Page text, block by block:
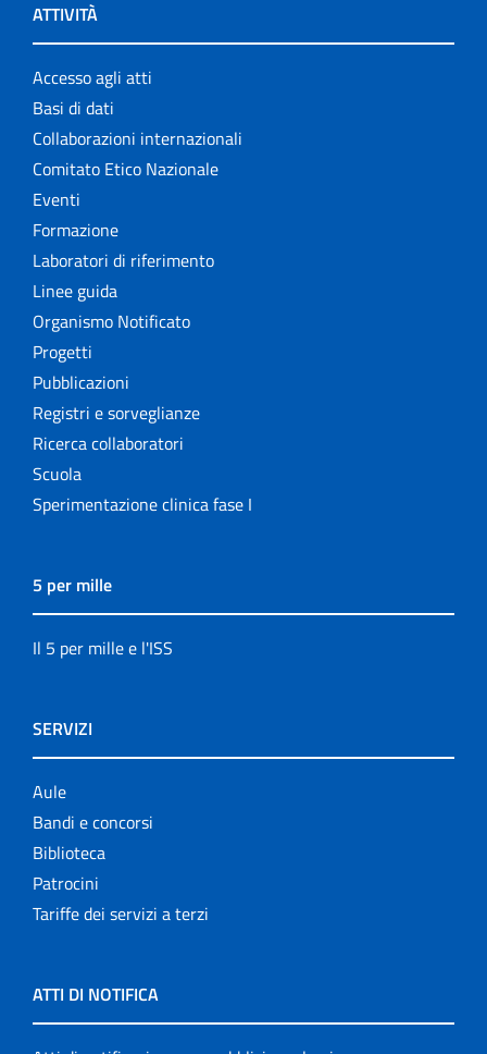
ATTIVITÀ
Accesso agli atti
Basi di dati
Collaborazioni internazionali
Comitato Etico Nazionale
Eventi
Formazione
Laboratori di riferimento
Linee guida
Organismo Notificato
Progetti
Pubblicazioni
Registri e sorveglianze
Ricerca collaboratori
Scuola
Sperimentazione clinica fase I
5 per mille
Il 5 per mille e l'ISS
SERVIZI
Aule
Bandi e concorsi
Biblioteca
Patrocini
Tariffe dei servizi a terzi
ATTI DI NOTIFICA